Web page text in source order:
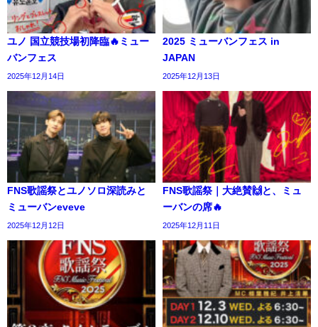
ユノ 国立競技場初降臨🔥ミュー
バンフェス
2025年12月14日
2025 ミューバンフェス in
JAPAN
2025年12月13日
FNS歌謡祭とユノソロ深読みと
ミューバンeveve
2025年12月12日
FNS歌謡祭｜大絶賛🙌と、ミュ
ーバンの席🔥
2025年12月11日